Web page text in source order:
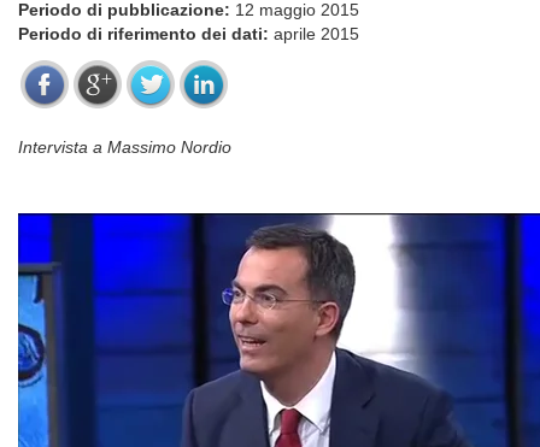
Periodo di pubblicazione: 12 maggio 2015
Periodo di riferimento dei dati: aprile 2015
Intervista a Massimo Nordio